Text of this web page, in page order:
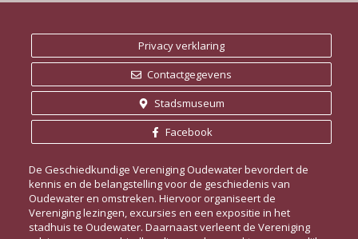
Privacy verklaring
Contactgegevens
Stadsmuseum
Facebook
De Geschiedkundige Vereniging Oudewater bevordert de
kennis en de belangstelling voor de geschiedenis van
Oudewater en omstreken. Hiervoor organiseert de
Vereniging lezingen, excursies en een expositie in het
stadhuis te Oudewater. Daarnaast verleent de Vereniging